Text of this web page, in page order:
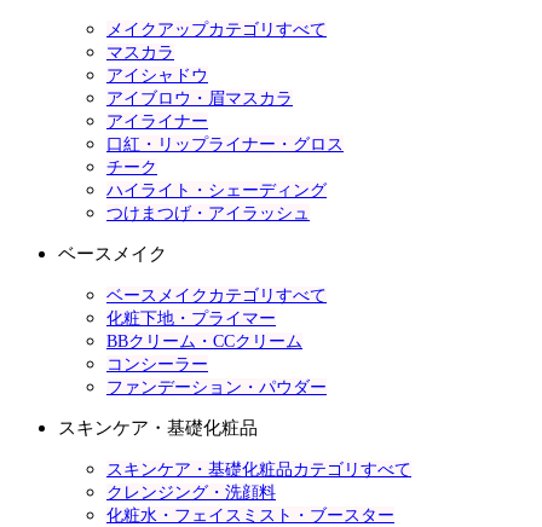
メイクアップカテゴリすべて
マスカラ
アイシャドウ
アイブロウ・眉マスカラ
アイライナー
口紅・リップライナー・グロス
チーク
ハイライト・シェーディング
つけまつげ・アイラッシュ
ベースメイク
ベースメイクカテゴリすべて
化粧下地・プライマー
BBクリーム・CCクリーム
コンシーラー
ファンデーション・パウダー
スキンケア・基礎化粧品
スキンケア・基礎化粧品カテゴリすべて
クレンジング・洗顔料
化粧水・フェイスミスト・ブースター